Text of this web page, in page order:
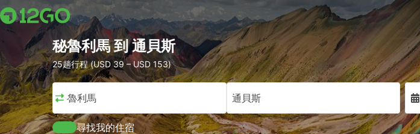
秘魯利馬 到 通貝斯
25趟行程 (USD 39 – USD 153)
秘魯利馬 通貝斯
尋找我的住宿